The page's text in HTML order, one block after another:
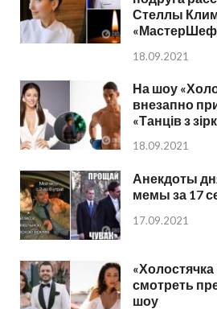
Стеллы
18.09.2021
На шоу
внезапно
«Танців з
18.09.2021
Анекдоты
мемы за 17
17.09.2021
«Холостячка
смотреть
шоу